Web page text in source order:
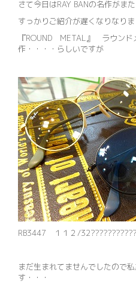
さて今日はRAY BANの名作がま
すっかりご紹介が遅くなりなり
『ROUND METAL』 ラウン
作・・・・らしいですが
RB3447 １１２/
まだ生まれてませんでしたので
す・・・